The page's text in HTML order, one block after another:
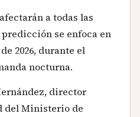
a todas las
se enfoca en
2026, durante el
nocturna.
director
del Ministerio de